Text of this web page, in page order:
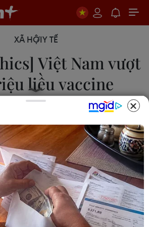
XÃ HỘIY TẾ
Việt Nam vượt
liều vaccine
COVID-19
16/11/2021 04:08
Cổng thông tin tiêm chủng
tới ngày 15/11/2021, Việt Nam đã
liều vaccine COVID-19.